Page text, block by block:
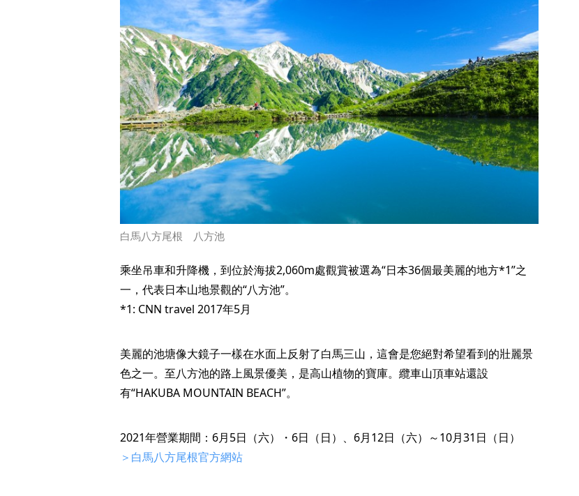
白馬八方尾根 八方池
乘坐吊車和升降機，到位於海拔2,060m處觀賞被選為“日本36個最美麗的地方*1”之
一，代表日本山地景觀的“八方池”。
*1: CNN travel 2017年5月
美麗的池塘像大鏡子一樣在水面上反射了白馬三山，這會是您絕對希望看到的壯麗景
色之一。至八方池的路上風景優美，是高山植物的寶庫。纜車山頂車站還設
有“HAKUBA MOUNTAIN BEACH”。
2021年營業期間：6月5日（六）・6日（日）、6月12日（六）～10月31日（日）
＞白馬八方尾根官方網站